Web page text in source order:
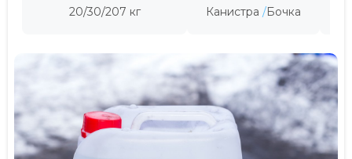
20/30/207 кг
Канистра
Бочка